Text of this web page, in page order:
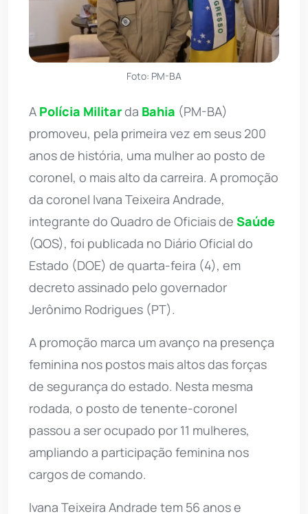
Foto: PM-BA
A Polícia Militarda Bahia (PM-BA)
promoveu, pela primeira vez em seus 200
anos de história, uma mulher ao posto de
coronel, o mais alto da carreira. A promoção
da coronel Ivana Teixeira Andrade,
integrante do Quadro de Oficiais de Saúde
(QOS), foi publicada no Diário Oficial do
Estado (DOE) de quarta-feira (4), em
decreto assinado pelo governador
Jerônimo Rodrigues (PT).
A promoção marca um avanço na presença
feminina nos postos mais altos das forças
de segurança do estado. Nesta mesma
rodada, o posto de tenente-coronel
passou a ser ocupado por 11 mulheres,
ampliando a participação feminina nos
cargos de comando.
Ivana Teixeira Andrade tem 56 anos e